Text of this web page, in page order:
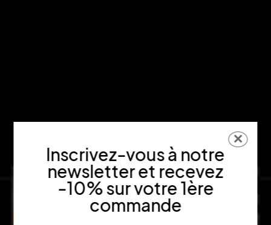
Inscrivez-vous à notre
newsletter et recevez
-10% sur votre 1ère
commande
✕